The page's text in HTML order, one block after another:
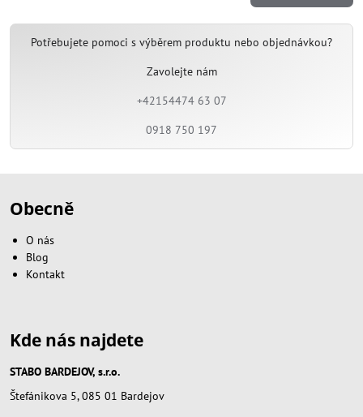
Potřebujete pomoci s výběrem produktu nebo objednávkou?
Zavolejte nám
+42154474 63 07
0918 750 197
Obecně
O nás
Blog
Kontakt
Kde nás najdete
STABO BARDEJOV, s.r.o.
Štefánikova 5, 085 01 Bardejov